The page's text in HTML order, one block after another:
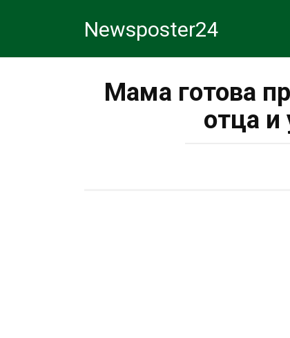
Newsposter24
Мама готова
отца и